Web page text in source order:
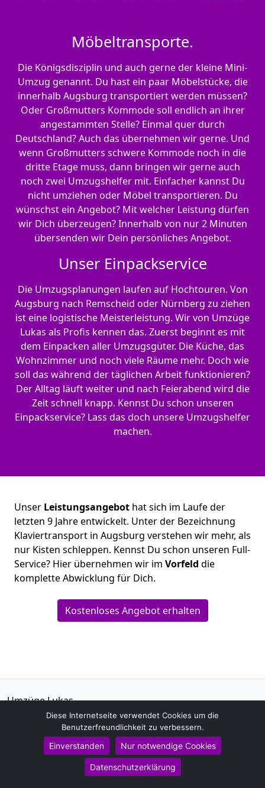
Möbeltransporte.
Die Königsdisziplin und auch gerne der kleine Mini-
Umzug genannt. Du hast ein paar Möbelstücke, die
innerhalb Augsburg transportiert werden müssen?
Oder Großmutters Kommode soll endlich an ihrer
angestammten Stelle? Einmal quer durch
Deutschland? Auch das übernehmen wir gerne. Und
wenn Großmutters schwere Kommode noch in die
dritte Etage muss, dann bringen wir gerne auch
noch zwei Umzugshelfer mit. Einfacher kannst Du
nicht umziehen oder Möbel transportieren. Du
wünschst ein Angebot? Mit welcher Leistung dürfen
wir Dich überzeugen? Innerhalb von nur 2 Minuten
übersenden wir Dein persönliches Angebot.
Unser Einpackservice
Die Umzugsplanungen laufen auf Hochtouren. Von
Augsburg nach Remscheid oder Nürnberg zu ziehen
ist eine logistische Meisterleistung. Wir von Umzüge
Lukas als Profis kennen das. Zuerst beginnt es mit
dem Einpacken aller Umzugsgüter. Die Küche, das
Wohnzimmer und noch viele Räume mehr. Doch wie
soll das während der täglichen Arbeit funktionieren?
Der Alltag läuft weiter und nach Feierabend wird die
Zeit schnell knapp. Kennst Du schon unseren
Einpackservice? Lass das doch unsere Umzugshelfer
machen.
Unser Leistungsangebot hat sich im Laufe der
letzten 9 Jahre entwickelt. Unter der Bezeichnung
Klaviertransport in Augsburg verstehen wir mehr, als
nur Kisten schleppen. Kennst Du schon unseren Full-
Service? Hier übernehmen wir im Vorfeld die
komplette Abwicklung für Dich.
Kostenloses Angebot erhalten
Umzüge Lukas
Benedict Busch
Lerchenweg 28
Augsburg
Diese Internetseite verwendet Cookies um die
Benutzerfreundlichkeit zu verbessern.
Einverstanden Nur notwendige Cookies
Datenschutzerklärung